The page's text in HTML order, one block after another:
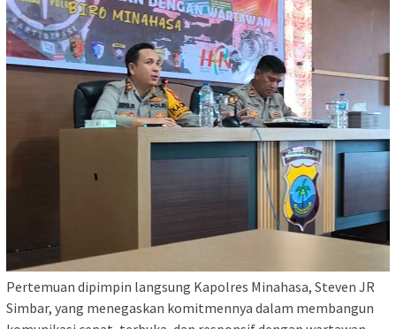
Pertemuan dipimpin langsung Kapolres Minahasa, Steven JR
Simbar, yang menegaskan komitmennya dalam membangun